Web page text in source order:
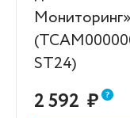
2 592 ₽